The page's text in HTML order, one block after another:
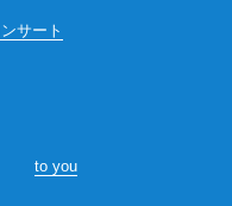
サート
to you